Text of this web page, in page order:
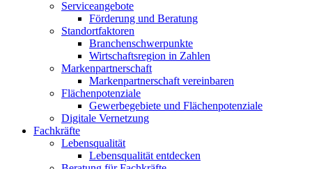
Serviceangebote
Förderung und Beratung
Standortfaktoren
Branchenschwerpunkte
Wirtschaftsregion in Zahlen
Markenpartnerschaft
Markenpartnerschaft vereinbaren
Flächenpotenziale
Gewerbegebiete und Flächenpotenziale
Digitale Vernetzung
Fachkräfte
Lebensqualität
Lebensqualität entdecken